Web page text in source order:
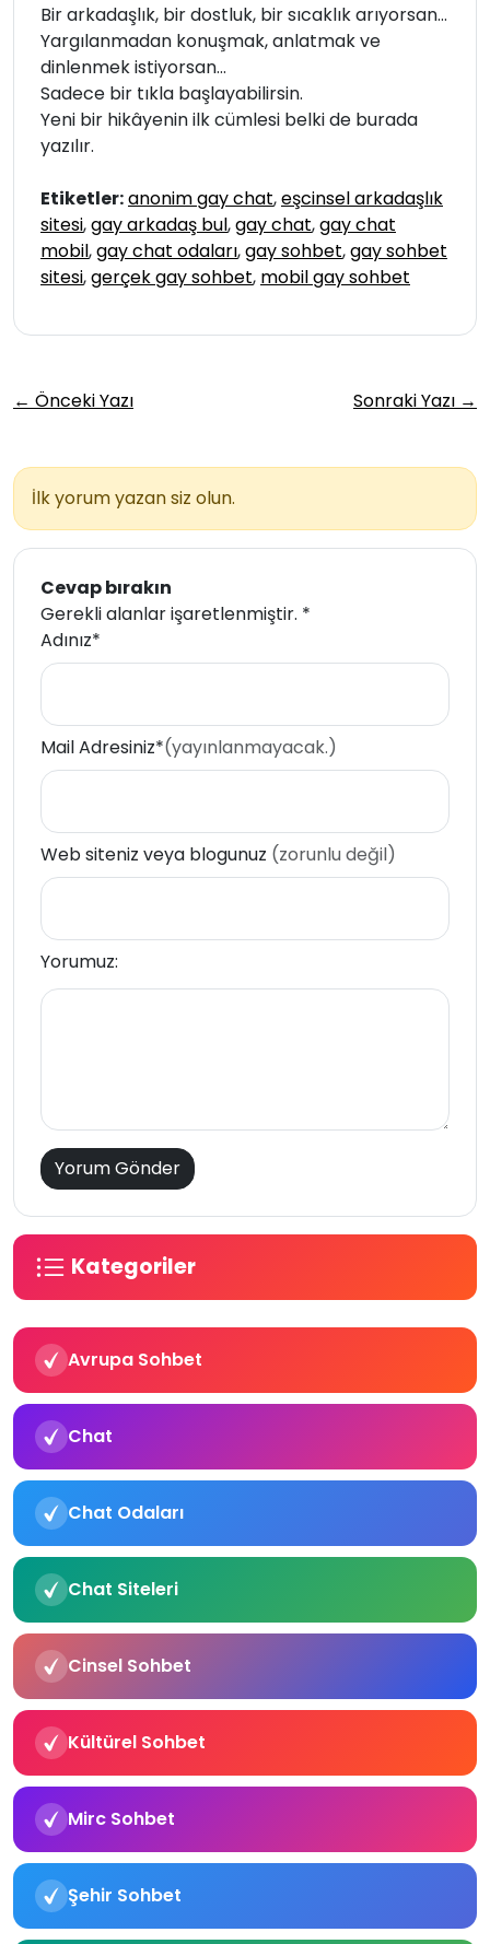
Bir arkadaşlık, bir dostluk, bir sıcaklık arıyorsan…
Yargılanmadan konuşmak, anlatmak ve
dinlenmek istiyorsan…
Sadece bir tıkla başlayabilirsin.
Yeni bir hikâyenin ilk cümlesi belki de burada
yazılır.
Etiketler:anonim gay chat,eşcinsel arkadaşlık
sitesi,gay arkadaş bul,gay chat,gay chat
mobil,gay chat odaları,gay sohbet,gay sohbet
sitesi,gerçek gay sohbet, mobil gay sohbet
← Önceki Yazı Sonraki Yazı →
İlk yorum yazan siz olun.
Cevap bırakın
Gerekli alanlar işaretlenmiştir. *
Adınız*
Mail Adresiniz*(yayınlanmayacak.)
Web siteniz veya blogunuz (zorunlu değil)
Yorumuz:
Kategoriler
Avrupa Sohbet
Chat
Chat Odaları
Chat Siteleri
Cinsel Sohbet
Kültürel Sohbet
Mirc Sohbet
Şehir Sohbet